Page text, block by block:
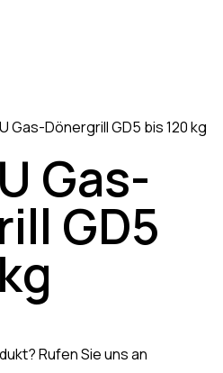
Gas-Dönergrill GD5 bis 120 kg
Gas-
GD5
Rufen Sie uns an